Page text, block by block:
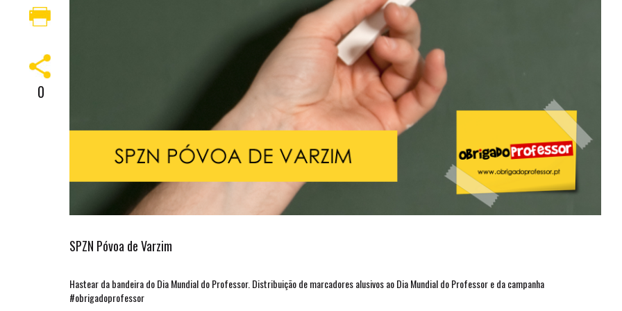
0
SPZN Póvoa de Varzim
Hastear da bandeira do Dia Mundial do Professor. Distribuição de marcadores alusivos ao Dia Mundial do Professor e da campanha
#obrigadoprofessor